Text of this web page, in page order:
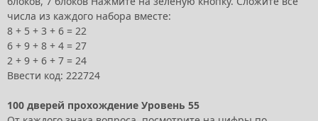
числа из каждого набора вместе:
8 + 5 + 3 + 6 = 22
6 + 9 + 8 + 4 = 27
2 + 9 + 6 + 7 = 24
Ввести код: 222724
100 дверей прохождение Уровень 55